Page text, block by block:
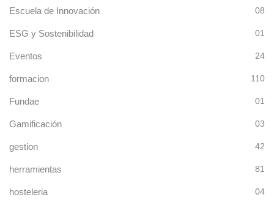
Escuela de Innovación 08
ESG y Sostenibilidad 01
Eventos 24
formacion 110
Fundae 01
Gamificación 03
gestion 42
herramientas 81
hosteleria 04